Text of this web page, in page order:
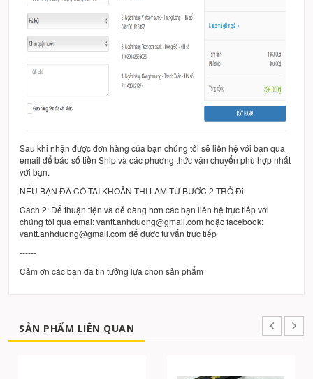
Sau khi nhận được đơn hàng của bạn chúng tôi sẽ liên hệ với bạn qua
email để báo số tiền Ship và các phương thức vận chuyển phù hợp nhất
với bạn.
NẾU BẠN ĐÃ CÓ TÀI KHOẢN THÌ LÀM TỪ BƯỚC 2 TRỞ Đi
Cách 2: Để thuận tiện và dễ dàng hơn các bạn liên hệ trực tiếp với
chúng tôi qua emai: vantt.anhduong@gmail.com hoặc facebook:
vantt.anhduong@gmail.com để được tư vấn trực tiếp
------
Cảm ơn các bạn đã tin tưởng lựa chọn sản phẩm
SẢN PHẨM LIÊN QUAN